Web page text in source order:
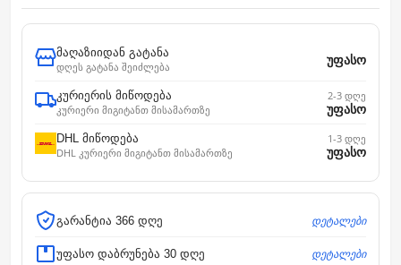
მაღაზიიდან გატანა
დღეს გატანა შეიძლება
უფასო
კურიერის მიწოდება
კურიერი მიგიტანთ მისამართზე
2-3 დღე
უფასო
DHL მიწოდება
DHL კურიერი მიგიტანთ მისამართზე
1-3 დღე
უფასო
გარანტია 366 დღე დეტალები
უფასო დაბრუნება 30 დღე დეტალები